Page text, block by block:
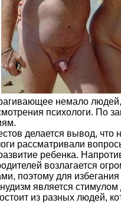
немало
психологи. По
делается вывод,
рассматривали
ребенка.
возлагается
поэтому для
является
из разных людей,